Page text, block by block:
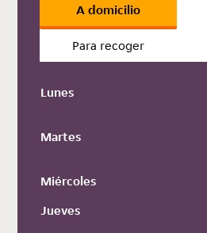
A domicilio
Para recoger
Lunes
Martes
Miércoles
Jueves